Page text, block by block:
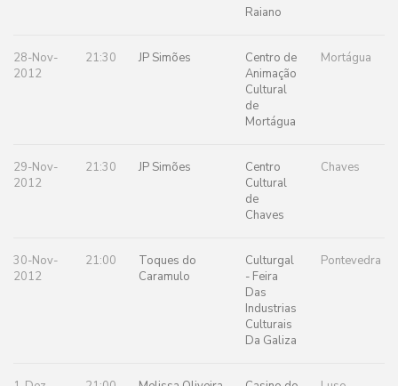
Raiano
28-Nov-
2012
21:30 JP Simões
Centro de
Animação
Cultural
de
Mortágua
Mortágua
29-Nov-
2012
21:30 JP Simões
Centro
Cultural
de
Chaves
Chaves
30-Nov-
2012
21:00
Toques do
Caramulo
Culturgal
- Feira
Das
Industrias
Culturais
Da Galiza
Pontevedra